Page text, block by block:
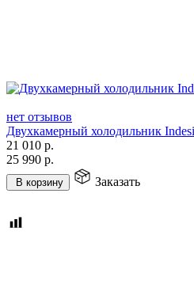
нет отзывов
Двухкамерный холодильник
21 010 р.
25 990 р.
В корзину Заказать